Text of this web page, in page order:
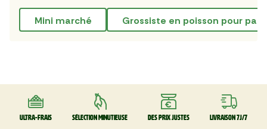
mini marché grossiste en poisson pour
Ultra-frais Sélection minutieuse Des prix justes Livraison 7J/7